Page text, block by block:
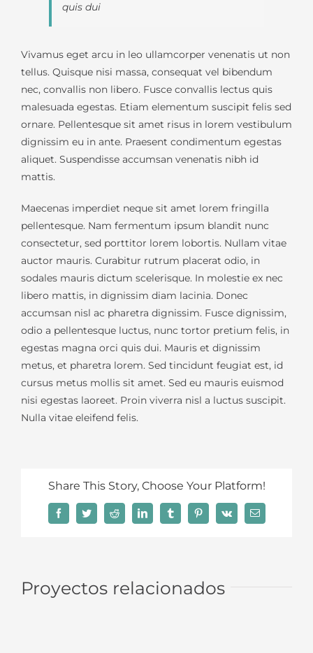
quis dui
Vivamus eget arcu in leo ullamcorper venenatis ut non
tellus. Quisque nisi massa, consequat vel bibendum
nec, convallis non libero. Fusce convallis lectus quis
malesuada egestas. Etiam elementum suscipit felis sed
ornare. Pellentesque sit amet risus in lorem vestibulum
dignissim eu in ante. Praesent condimentum egestas
aliquet. Suspendisse accumsan venenatis nibh id
mattis.
Maecenas imperdiet neque sit amet lorem fringilla
pellentesque. Nam fermentum ipsum blandit nunc
consectetur, sed porttitor lorem lobortis. Nullam vitae
auctor mauris. Curabitur rutrum placerat odio, in
sodales mauris dictum scelerisque. In molestie ex nec
libero mattis, in dignissim diam lacinia. Donec
accumsan nisl ac pharetra dignissim. Fusce dignissim,
odio a pellentesque luctus, nunc tortor pretium felis, in
egestas magna orci quis dui. Mauris et dignissim
metus, et pharetra lorem. Sed tincidunt feugiat est, id
cursus metus mollis sit amet. Sed eu mauris euismod
nisi egestas laoreet. Proin viverra nisl a luctus suscipit.
Nulla vitae eleifend felis.
Share This Story, Choose Your Platform!
FacebookTwitterReddit LinkedInTumblrPinterest
Vk
Correo
electrónico
Proyectos relacionados